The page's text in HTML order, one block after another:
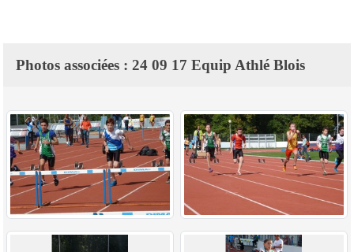
Photos associées : 24 09 17 Equip Athlé Blois